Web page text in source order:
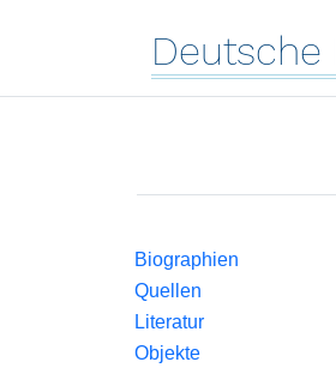
Deutsche
Biographien
Quellen
Literatur
Objekte